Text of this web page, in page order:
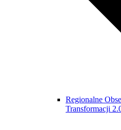
Regionalne
Transformacji